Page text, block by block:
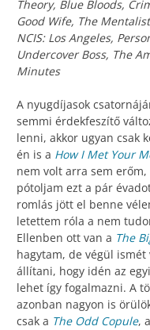
Theory, Blue Bloods,
Good Wife, The
NCIS: Los Angeles,
Undercover Boss, The
Minutes
A nyugdíjasok
semmi érdekfeszítő
lenni, akkor ugyan csak
én is a How I Met Your
nem volt arra sem
pótoljam ezt a pár
romlás jött el benne
letettem róla a nem
Ellenben ott van a The
hagytam, de végül
állítani, hogy idén az
lehet így fogalmazni. A
azonban nagyon is
csak a The Odd Copule,